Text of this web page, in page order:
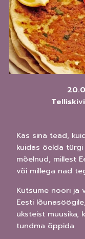
Kas sina tead,
kuidas öelda türgi
mõelnud, millest
või millega nad
Kutsume noori ja
Eesti
üksteist muusika,
tundma õppida.